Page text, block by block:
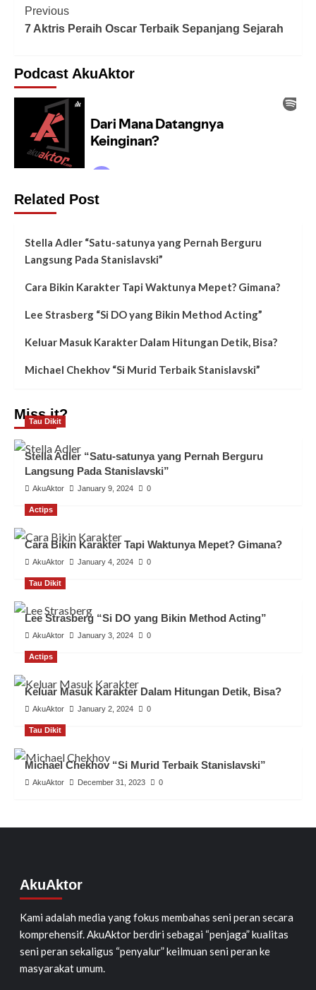
Post
Navigation
Previous
7 Aktris Peraih Oscar Terbaik Sepanjang Sejarah
Podcast AkuAktor
Related Post
Stella Adler “Satu-satunya yang Pernah Berguru
Langsung Pada Stanislavski”
Cara Bikin Karakter Tapi Waktunya Mepet? Gimana?
Lee Strasberg “Si DO yang Bikin Method Acting”
Keluar Masuk Karakter Dalam Hitungan Detik, Bisa?
Michael Chekhov “Si Murid Terbaik Stanislavski”
Miss it?
Tau Dikit
Stella Adler “Satu-satunya yang Pernah Berguru
Langsung Pada Stanislavski”
AkuAktor January 9, 2024 0
Actips
Cara Bikin Karakter Tapi Waktunya Mepet? Gimana?
AkuAktor January 4, 2024 0
Tau Dikit
Lee Strasberg “Si DO yang Bikin Method Acting”
AkuAktor January 3, 2024 0
Actips
Keluar Masuk Karakter Dalam Hitungan Detik, Bisa?
AkuAktor January 2, 2024 0
Tau Dikit
Michael Chekhov “Si Murid Terbaik Stanislavski”
AkuAktor December 31, 2023 0
AkuAktor
Kami adalah media yang fokus membahas seni peran secara
komprehensif. AkuAktor berdiri sebagai “penjaga” kualitas
seni peran sekaligus “penyalur” keilmuan seni peran ke
masyarakat umum.